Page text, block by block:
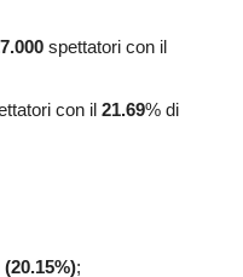
spettatori con il
con il 21.69% di
;